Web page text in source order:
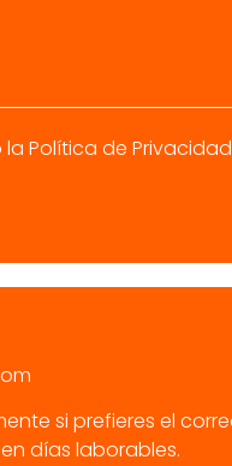
laPolítica de Privacidad
si prefieres el
días laborables.